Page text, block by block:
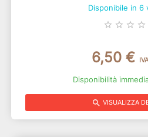
Disponibile in 6
star_border star_border star_border star_border
6,50 €
Disponibilità
search VISUALIZZA